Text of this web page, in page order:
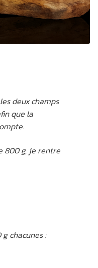
deux champs
que la
800 g, je rentre
chacunes :